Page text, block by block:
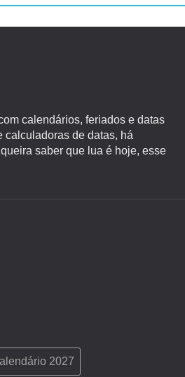
calendários, feriados e datas
calculadoras de datas, há
saber que lua é hoje, esse
2027